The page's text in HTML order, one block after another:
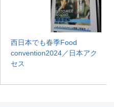
西日本でも春季Food
convention2024／日本アク
セス